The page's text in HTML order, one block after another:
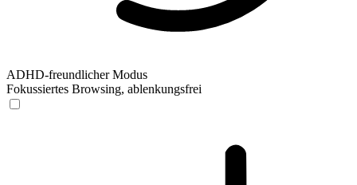
ADHD-freundlicher Modus
Fokussiertes Browsing, ablenkungsfrei